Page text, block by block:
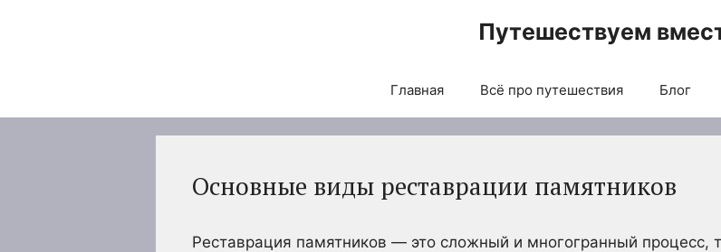
Путешествуем
Главная Всё про путешествия Блог
Основные виды реставрации памятников
Реставрация памятников — это сложный и многогранный процесс,